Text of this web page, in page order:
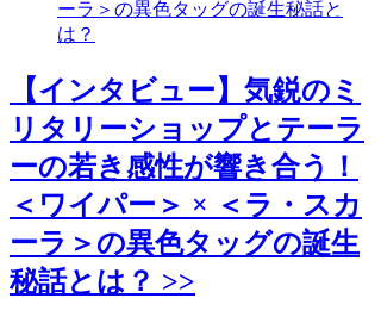
ーラ＞の異色タッグの誕生秘話と
は？
【インタビュー】気鋭のミ
リタリーショップとテーラ
ーの若き感性が響き合う！
＜ワイパー＞ × ＜ラ・スカ
ーラ＞の異色タッグの誕生
秘話とは？ >>